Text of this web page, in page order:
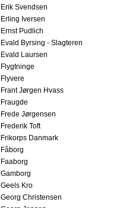
Erik Svendsen
Erling Iversen
Ernst Pudlich
Evald Byrsing - Slagteren
Evald Laursen
Flygtninge
Flyvere
Frant Jørgen Hvass
Fraugde
Frede Jørgensen
Frederik Toft
Frikorps Danmark
Fåborg
Faaborg
Gamborg
Geels Kro
Georg Christensen